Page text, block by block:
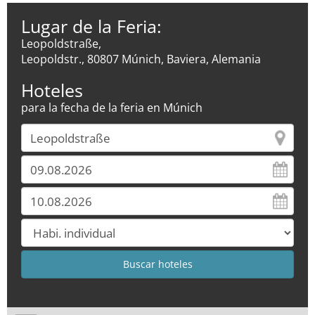
Lugar de la Feria:
Leopoldstraße,
Leopoldstr., 80807 Múnich, Baviera, Alemania
Hoteles
para la fecha de la feria en Múnich